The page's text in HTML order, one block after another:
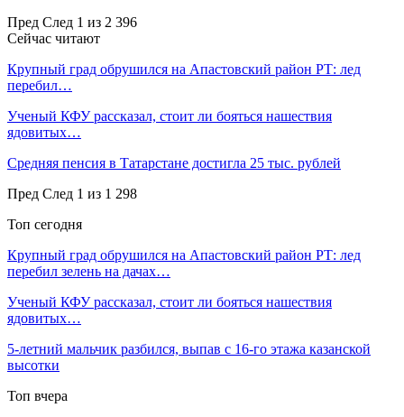
Пред След 1 из 2 396
Сейчас читают
Крупный град обрушился на Апастовский район РТ: лед
перебил…
Ученый КФУ рассказал, стоит ли бояться нашествия
ядовитых…
Средняя пенсия в Татарстане достигла 25 тыс. рублей
Пред След 1 из 1 298
Топ сегодня
Крупный град обрушился на Апастовский район РТ: лед
перебил зелень на дачах…
Ученый КФУ рассказал, стоит ли бояться нашествия
ядовитых…
5-летний мальчик разбился, выпав с 16-го этажа казанской
высотки
Топ вчера